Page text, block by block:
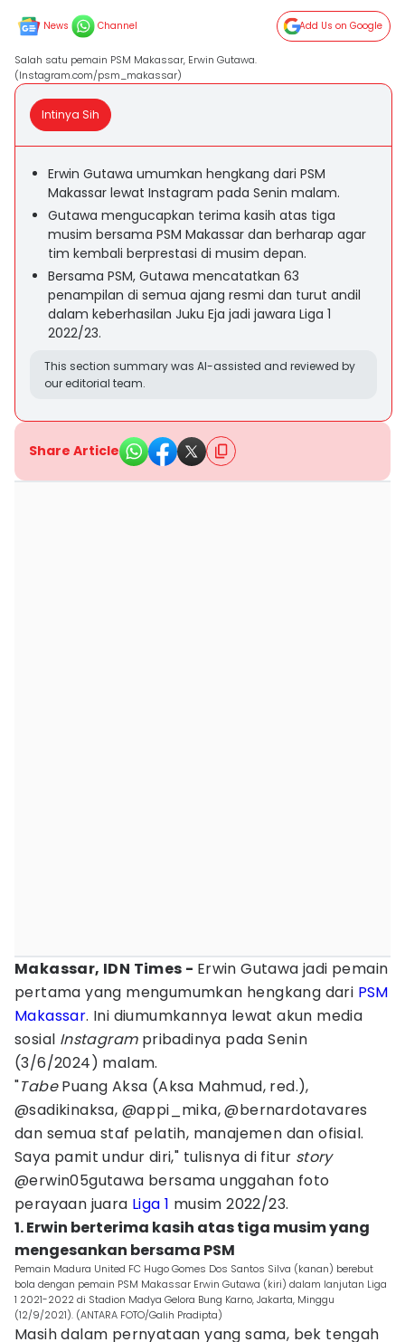
News Channel Add Us on Google
Salah satu pemain PSM Makassar, Erwin Gutawa.
(Instagram.com/psm_makassar)
Intinya Sih
Erwin Gutawa umumkan hengkang dari PSM
Makassar lewat Instagram pada Senin malam.
Gutawa mengucapkan terima kasih atas tiga
musim bersama PSM Makassar dan berharap agar
tim kembali berprestasi di musim depan.
Bersama PSM, Gutawa mencatatkan 63
penampilan di semua ajang resmi dan turut andil
dalam keberhasilan Juku Eja jadi jawara Liga 1
2022/23.
This section summary was AI-assisted and reviewed by
our editorial team.
Share Article
Makassar, IDN Times - Erwin Gutawa jadi pemain
pertama yang mengumumkan hengkang dari PSM
Makassar. Ini diumumkannya lewat akun media
sosial Instagrampribadinya pada Senin
(3/6/2024) malam.
"TabePuang Aksa (Aksa Mahmud, red.),
@sadikinaksa, @appi_mika, @bernardotavares
dan semua staf pelatih, manajemen dan ofisial.
Saya pamit undur diri," tulisnya di fitur story
@erwin05gutawa bersama unggahan foto
perayaan juara Liga 1 musim 2022/23.
1. Erwin berterima kasih atas tiga musim yang
mengesankan bersama PSM
Pemain Madura United FC Hugo Gomes Dos Santos Silva (kanan) berebut
bola dengan pemain PSM Makassar Erwin Gutawa (kiri) dalam lanjutan Liga
1 2021-2022 di Stadion Madya Gelora Bung Karno, Jakarta, Minggu
(12/9/2021). (ANTARA FOTO/Galih Pradipta)
Masih dalam pernyataan yang sama, bek tengah